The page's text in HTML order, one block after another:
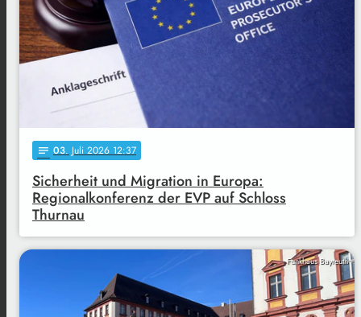
notes 03. Juli 2026 12:37
Sicherheit und Migration in Europa:
Regionalkonferenz der EVP auf Schloss
Thurnau
Funkhaus Bayreuth